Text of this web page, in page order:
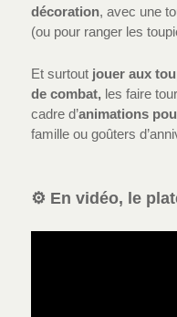
décoration, avec une
(ou pour ranger les
Et surtout jouer aux
de combat, les faire
cadre d’animations
famille ou goûters
⚙️ En vidéo, le